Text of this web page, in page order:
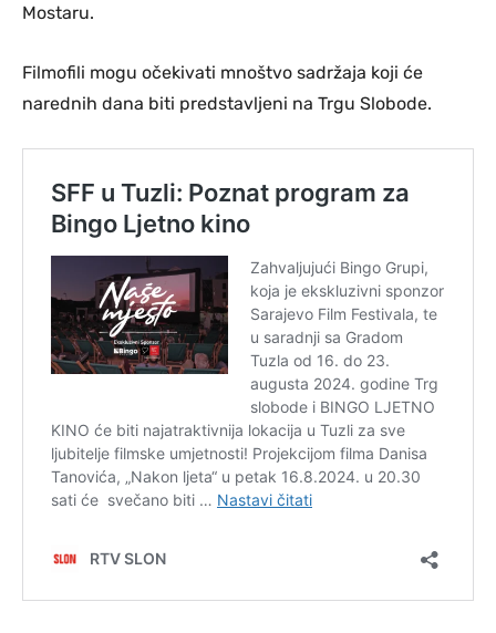
Mostaru.
Filmofili mogu očekivati mnoštvo sadržaja koji će
narednih dana biti predstavljeni na Trgu Slobode.